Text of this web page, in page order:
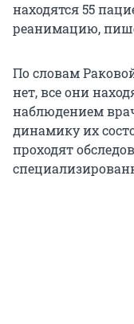
находятся 55
реанимацию,
По словам
нет, все они
наблюдением
динамику их
проходят